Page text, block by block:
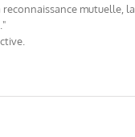
mutuelle, la